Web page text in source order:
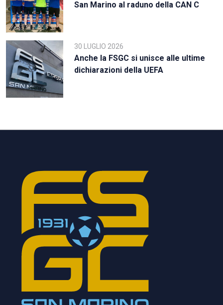
San Marino al raduno della CAN C
30 LUGLIO 2026
Anche la FSGC si unisce alle ultime
dichiarazioni della UEFA